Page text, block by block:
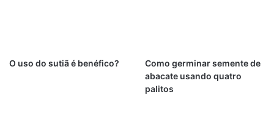
O uso do sutiã é benéfico?
Como germinar semente de
abacate usando quatro
palitos